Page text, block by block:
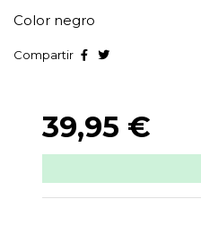
Color negro
Compartir
39,95 €